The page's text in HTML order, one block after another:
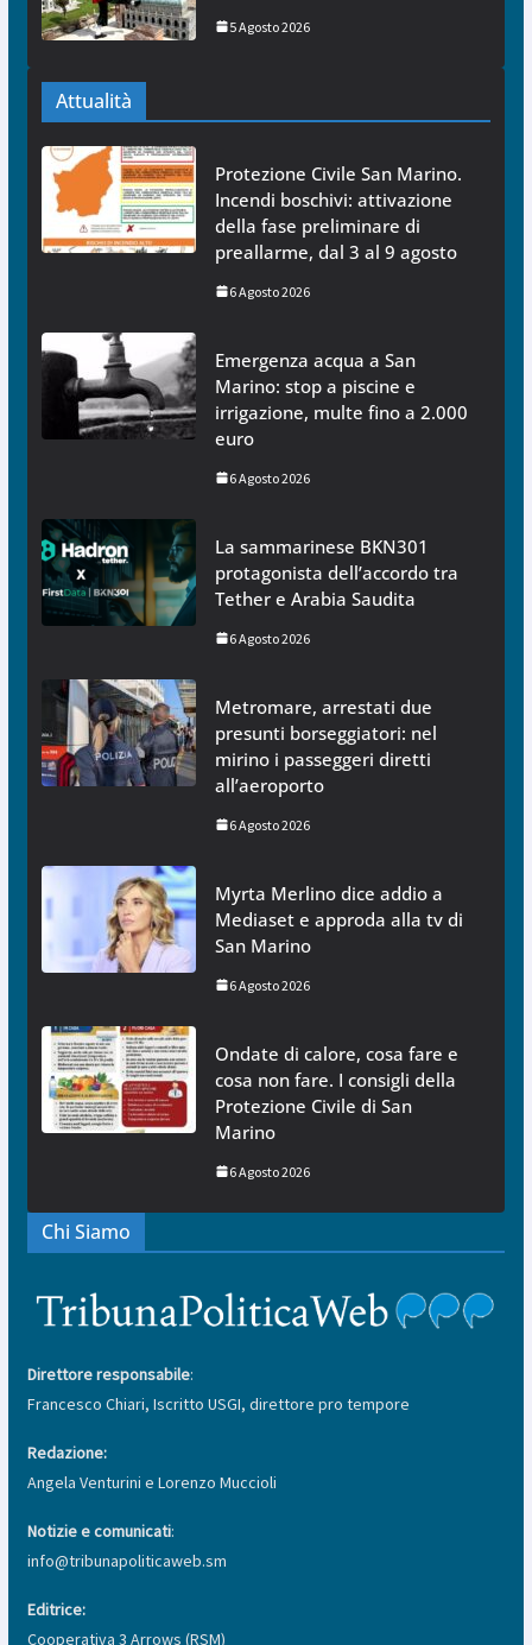
5 Agosto 2026
Attualità
Protezione Civile San Marino.
Incendi boschivi: attivazione
della fase preliminare di
preallarme, dal 3 al 9 agosto
6 Agosto 2026
Emergenza acqua a San
Marino: stop a piscine e
irrigazione, multe fino a 2.000
euro
6 Agosto 2026
La sammarinese BKN301
protagonista dell’accordo tra
Tether e Arabia Saudita
6 Agosto 2026
Metromare, arrestati due
presunti borseggiatori: nel
mirino i passeggeri diretti
all’aeroporto
6 Agosto 2026
Myrta Merlino dice addio a
Mediaset e approda alla tv di
San Marino
6 Agosto 2026
Ondate di calore, cosa fare e
cosa non fare. I consigli della
Protezione Civile di San
Marino
6 Agosto 2026
Chi Siamo
Direttore responsabile:
Francesco Chiari, Iscritto USGI, direttore pro tempore
Redazione:
Angela Venturini e Lorenzo Muccioli
Notizie e comunicati:
info@tribunapoliticaweb.sm
Editrice:
Cooperativa 3 Arrows (RSM)